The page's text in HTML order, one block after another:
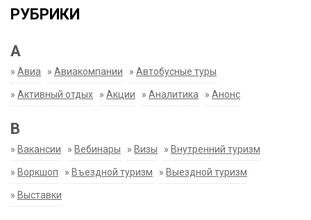
РУБРИКИ
А
» Авиа » Авиакомпании » Автобусные туры
» Активный отдых » Акции » Аналитика » Анонс
В
» Вакансии » Вебинары » Визы » Внутренний туризм
» Воркшоп » Въездной туризм » Выездной туризм
» Выставки